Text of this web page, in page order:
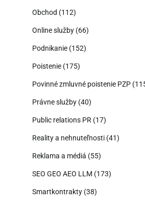
Obchod (112)
Online služby (66)
Podnikanie (152)
Poistenie (175)
Povinné zmluvné poistenie PZP
Právne služby (40)
Public relations PR (17)
Reality a nehnuteľnosti (41)
Reklama a médiá (55)
SEO GEO AEO LLM (173)
Smartkontrakty (38)